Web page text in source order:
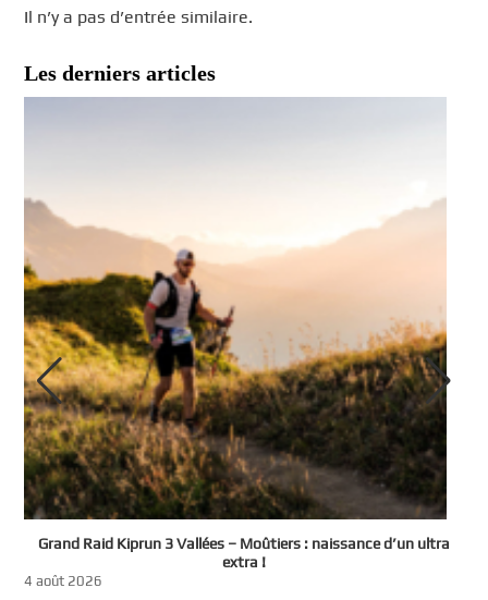
Il n’y a pas d’entrée similaire.
Les derniers articles
Grand Raid Kiprun 3 Vallées – Moûtiers : naissance d’un ultra
extra !
4 août 2026